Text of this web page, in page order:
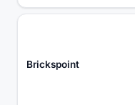
Brickspoint